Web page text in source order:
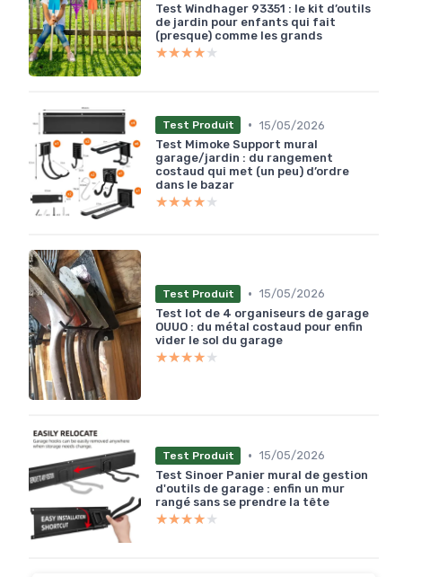
Test Windhager 93351 : le kit d’outils
de jardin pour enfants qui fait
(presque) comme les grands
★★★★★
★★★★★
Test Produit • 15/05/2026
Test Mimoke Support mural
garage/jardin : du rangement
costaud qui met (un peu) d’ordre
dans le bazar
★★★★★
★★★★★
Test Produit • 15/05/2026
Test lot de 4 organiseurs de garage
OUUO : du métal costaud pour enfin
vider le sol du garage
★★★★★
★★★★★
Test Produit • 15/05/2026
Test Sinoer Panier mural de gestion
d'outils de garage : enfin un mur
rangé sans se prendre la tête
★★★★★
★★★★★